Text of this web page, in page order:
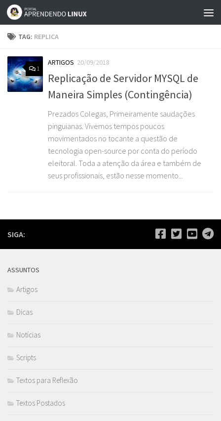
Skip to content
TAG: REPLICA
1
ARTIGOS 20/09/2018
Replicação de Servidor MYSQL de
Maneira Simples (Contingência)
Prezados Colegas, Primeiramente saudações
pinguianas. Vivemos tempos poucos
movimentados no tocante a questão de
tecnologia open-source por conta do período
eleitoral. Toda a atenção da área e também de
seus profissionais, estão nesse momento...
SIGA:
ASSUNTOS
Artigos
Dicas
Notícias
Scripts
Textos para Reflexão
Textos Postados